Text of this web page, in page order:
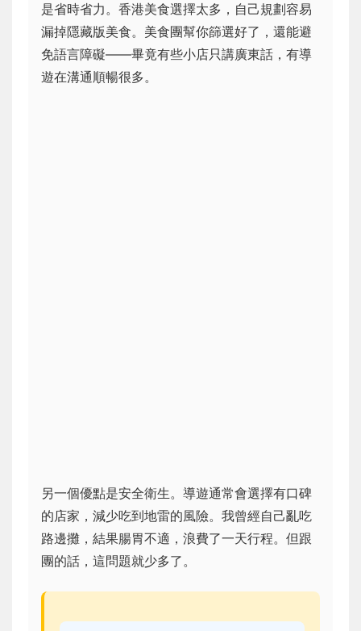
是省時省力。香港美食選擇太多，自己規劃容易
漏掉隱藏版美食。美食團幫你篩選好了，還能避
免語言障礙——畢竟有些小店只講廣東話，有導
遊在溝通順暢很多。
另一個優點是安全衛生。導遊通常會選擇有口碑
的店家，減少吃到地雷的風險。我曾經自己亂吃
路邊攤，結果腸胃不適，浪費了一天行程。但跟
團的話，這問題就少多了。